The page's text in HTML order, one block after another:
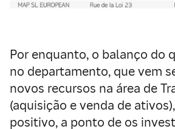
Por enquanto, o balanço do
no departamento, que vem
novos recursos na área de
(aquisição e venda de
positivo, a ponto de os